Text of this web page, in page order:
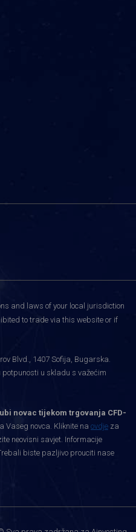
and laws of your local jurisdiction
to trade via this website or if
Blvd., 1407 Sofija, Bugarska.
potpunosti u skladu s važećim
novac tijekom trgovanja CFD-
Vaseg novca. Kliknite na ovdje za
neovisni savjet. Informacije
biste pazljivo prouciti nase